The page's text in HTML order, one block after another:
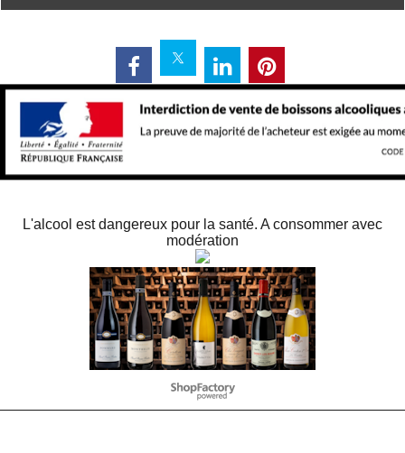
L'alcool est dangereux pour la santé. A consommer avec
modération
WebShop erstellt mit
ShopFactory Shop